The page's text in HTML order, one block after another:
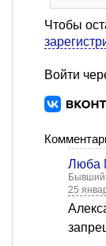
Чтобы
Войти
Люба
Бывший
25